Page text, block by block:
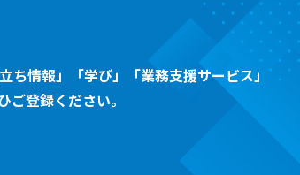
情報」「学び」「業務支援サービス」
登録ください。